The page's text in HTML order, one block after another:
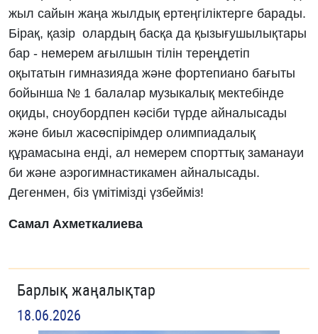
жыл сайын жаңа жылдық ертеңгіліктерге барады.
Бірақ, қазір олардың басқа да қызығушылықтары
бар - немерем ағылшын тілін тереңдетіп
оқытатын гимназияда және фортепиано бағыты
бойынша № 1 балалар музыкалық мектебінде
оқиды, сноубордпен кәсіби түрде айналысады
және биыл жасөспірімдер олимпиадалық
құрамасына енді, ал немерем спорттық заманауи
би және аэрогимнастикамен айналысады.
Дегенмен, біз үмітімізді үзбейміз!
Самал Ахметкалиева
Барлық жаңалықтар
18.06.2026